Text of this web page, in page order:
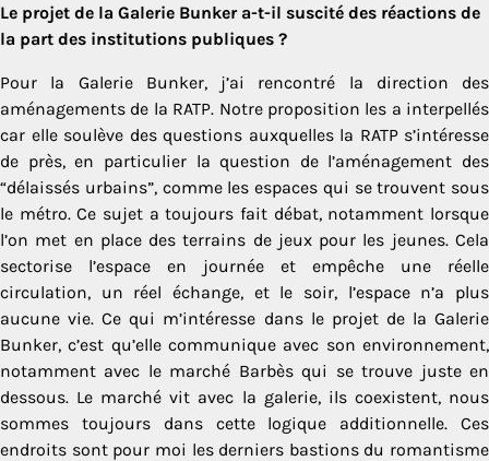
Le projet de la Galerie Bunker a-t-il suscité des réactions de
la part des institutions publiques ?
Pour la Galerie Bunker, j’ai rencontré la direction des
aménagements de la RATP. Notre proposition les a interpellés
car elle soulève des questions auxquelles la RATP s’intéresse
de près, en particulier la question de l’aménagement des
“délaissés urbains”, comme les espaces qui se trouvent sous
le métro. Ce sujet a toujours fait débat, notamment lorsque
l’on met en place des terrains de jeux pour les jeunes. Cela
sectorise l’espace en journée et empêche une réelle
circulation, un réel échange, et le soir, l’espace n’a plus
aucune vie. Ce qui m’intéresse dans le projet de la Galerie
Bunker, c’est qu’elle communique avec son environnement,
notamment avec le marché Barbès qui se trouve juste en
dessous. Le marché vit avec la galerie, ils coexistent, nous
sommes toujours dans cette logique additionnelle. Ces
endroits sont pour moi les derniers bastions du romantisme